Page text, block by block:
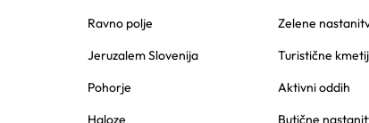
Ravno polje
Jeruzalem Slovenija
Pohorje
Haloze
Zelene
Turistične
Aktivni oddih
Butične